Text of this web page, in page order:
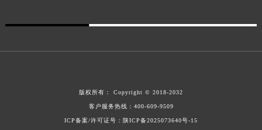
版权所有： Copyright © 2018-2032
客户服务热线： 400-609-9509
ICP备案/许可证号：陕ICP备2025073640号-15